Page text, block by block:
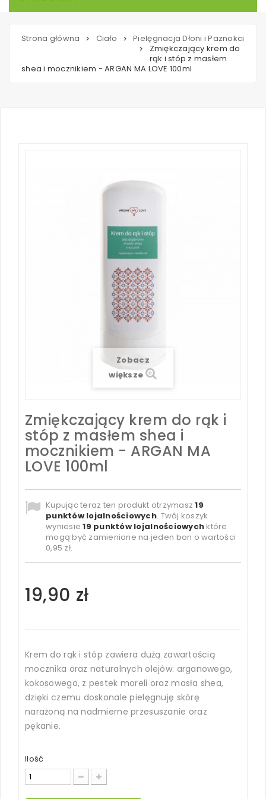
Strona główna > Ciało > Pielęgnacja Dłoni i Paznokci
>
Zmiękczający krem do
rąk i stóp z masłem
shea i mocznikiem - ARGAN MA LOVE 100ml
Zobacz
większe
Zmiękczający krem do rąk i
stóp z masłem shea i
mocznikiem - ARGAN MA
LOVE 100ml
Kupując teraz ten produkt otrzymasz19
punktów lojalnościowych. Twój koszyk
wyniesie19 punktów lojalnościowych które
mogą być zamienione na jeden bon o wartości
0,95 zł.
19,90 zł
Krem do rąk i stóp zawiera dużą zawartością
mocznika oraz naturalnych olejów: arganowego,
kokosowego, z pestek moreli oraz masła shea,
dzięki czemu doskonale pielęgnuję skórę
narażoną na nadmierne przesuszanie oraz
pękanie.
Ilość